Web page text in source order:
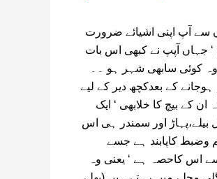
سے آپ اپنی اشیائے ضرورت
‘ جہاں آپپ نے کبھی اس بات
کوئی سابھی شہر ہو ۔۔
کے بعدکچھ دیر کے لیے
کے بیچ کا خلابھی ‘ ایک
اور سمندر ہی اس
وضبط کاپابند ہے جسے
اس کاحصہ ہے ‘ یعنی وہ